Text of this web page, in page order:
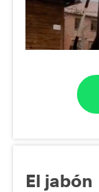
El jabón